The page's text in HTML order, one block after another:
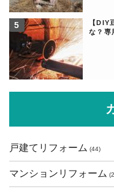
【DIY
な？専
戸建てリフォーム (44)
マンションリフォーム